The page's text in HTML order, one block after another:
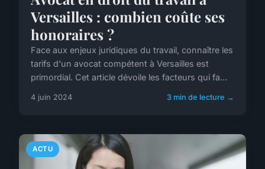
Versailles : combien coûte ses
honoraires ?
Face aux enjeux juridiques du travail, connaître les
tarifs d'un avocat compétent à Versailles est
primordial. Cet article dévoile les facteurs qui fa...
4 juin 2024 3 min de lecture →
ACTU